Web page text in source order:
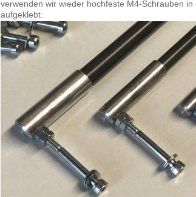
verwenden wir wieder hochfeste M4-Schrauben
aufgeklebt.